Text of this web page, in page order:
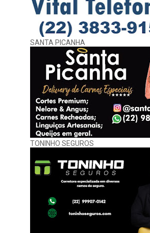
SANTA PICANHA
TONINHO SEGUROS